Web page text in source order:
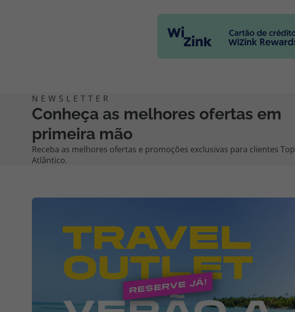
Conheça as melhores ofertas em
primeira mão
Receba as melhores ofertas e promoções exclusivas para clientes Top
Atlântico.